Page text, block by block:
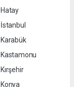
Hatay
İstanbul
Karabük
Kastamonu
Kırşehir
Konya